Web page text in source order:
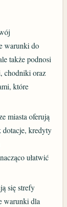
warunki do
także podnosi
chodniki oraz
które
miasta oferują
dotacje, kredyty
ułatwić
się strefy
warunki dla